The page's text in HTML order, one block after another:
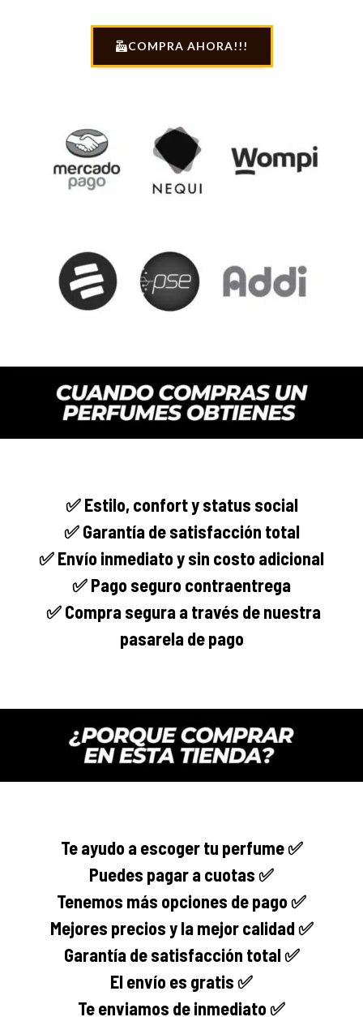
COMPRA AHORA!!!
✅Estilo, confort ystatus social
✅ Garantía de satisfacción total
✅ Envío inmediatoy sin costo adicional
✅ Pago seguro contraentrega
✅Compra seguraa través de nuestra
pasarela de pago
Te ayudo a escoger tu perfume ✅
Puedes pagar a cuotas ✅
Tenemos más opciones de pago ✅
Mejores precios y la mejor calidad ✅
Garantía de satisfacción total ✅
El envío es gratis ✅
Te enviamos de inmediato ✅